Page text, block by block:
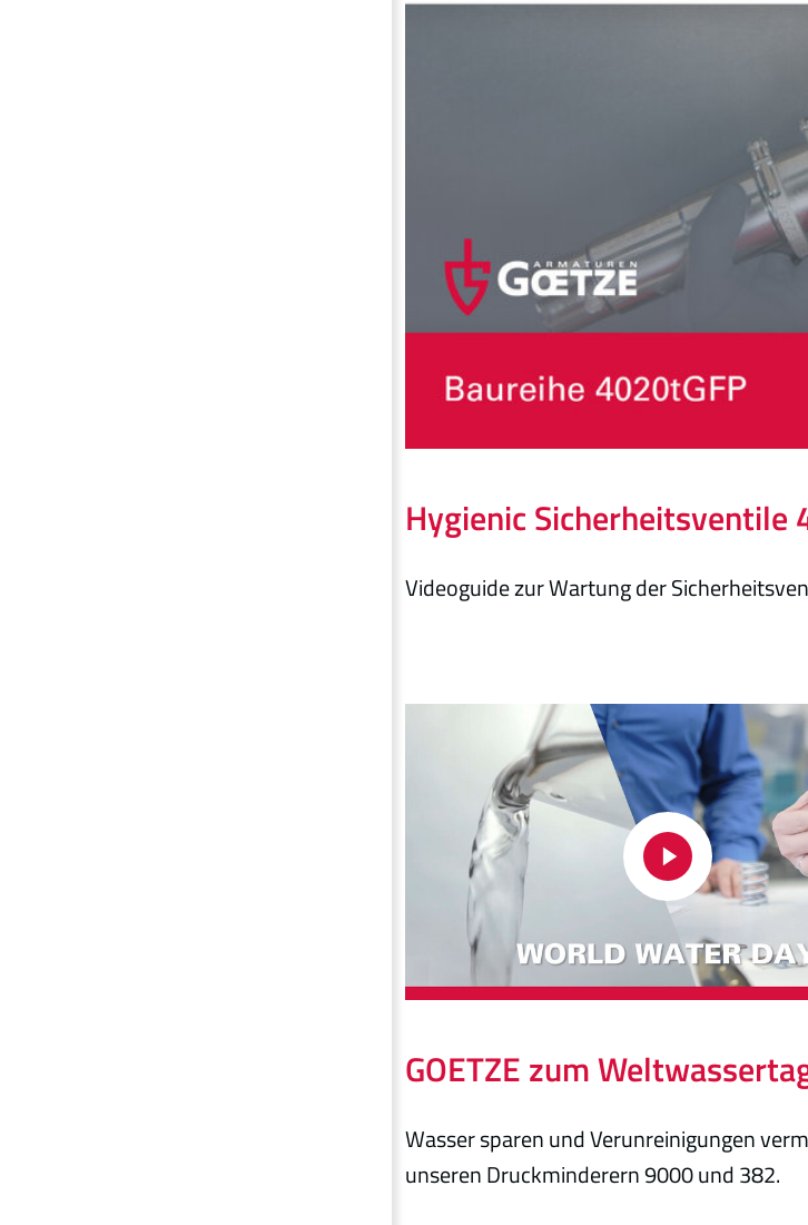
Hygienic Sicherheitsventile
Videoguide zur Wartung der
GOETZE zum
Wasser sparen und Verunreinigungen
unseren Druckminderern 9000 und 382.